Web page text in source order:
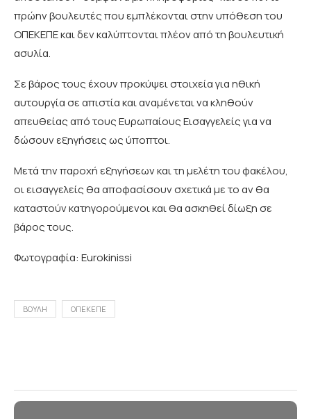
πρώην βουλευτές που εμπλέκονται στην υπόθεση του
ΟΠΕΚΕΠΕ και δεν καλύπτονται πλέον από τη βουλευτική
ασυλία.
Σε βάρος τους έχουν προκύψει στοιχεία για ηθική
αυτουργία σε απιστία και αναμένεται να κληθούν
απευθείας από τους Ευρωπαίους Εισαγγελείς για να
δώσουν εξηγήσεις ως ύποπτοι.
Μετά την παροχή εξηγήσεων και τη μελέτη του φακέλου,
οι εισαγγελείς θα αποφασίσουν σχετικά με το αν θα
καταστούν κατηγορούμενοι και θα ασκηθεί δίωξη σε
βάρος τους.
Φωτογραφία: Eurokinissi
ΒΟΥΛΗ ΟΠΕΚΕΠΕ